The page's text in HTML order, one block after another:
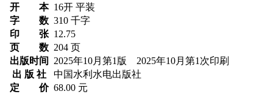
开 本 16开 平装
字 数 310 千字
印 张 12.75
页 数 204 页
出版时间
2025年10月第1版 2025年10月第1次印刷
出 版 社
中国水利水电出版社
定 价 68.00 元